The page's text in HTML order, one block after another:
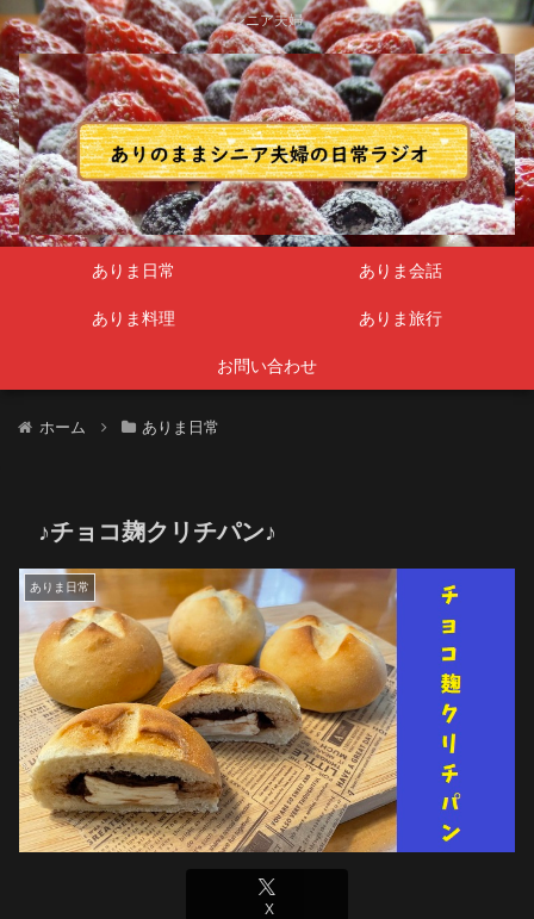
シニア夫婦
ありま日常 ありま会話
ありま料理 ありま旅行
お問い合わせ
ホーム ありま日常
♪チョコ麹クリチパン♪
ありま日常
X